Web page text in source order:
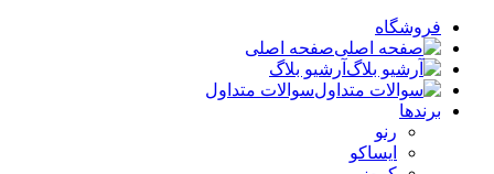
فروشگاه
صفحه اصلی
آرشیو بلاگ
سوالات متداول
برندها
رنو
ایساکو